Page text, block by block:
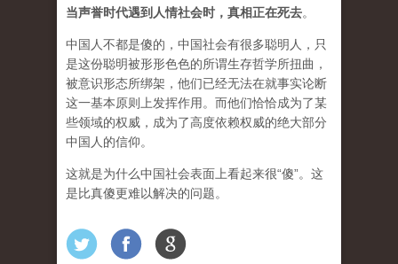
当声誉时代遇到人情社会时，真相正在死去。
中国人不都是傻的，中国社会有很多聪明人，只
是这份聪明被形形色色的所谓生存哲学所扭曲，
被意识形态所绑架，他们已经无法在就事实论断
这一基本原则上发挥作用。而他们恰恰成为了某
些领域的权威，成为了高度依赖权威的绝大部分
中国人的信仰。
这就是为什么中国社会表面上看起来很“傻”。这
是比真傻更难以解决的问题。